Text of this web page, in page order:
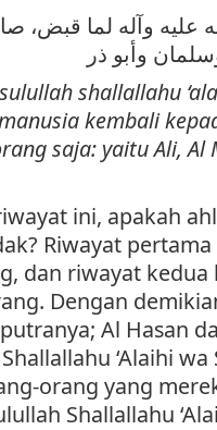
وآله لما قبض،
shallallahu
kembali
saja: yaitu Ali, Al
ini, apakah
Riwayat pertama
dan riwayat kedua
Dengan
Al Hasan
‘Alaihi
orang yang
Shallallahu